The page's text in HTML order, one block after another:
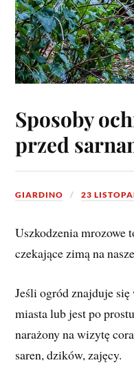
Sposoby
przed
GIARDINO 23
Uszkodzenia mrozowe
czekające zimą na
Jeśli ogród znajduje
miasta lub jest po
narażony na wizytę
saren, dzików, zajęcy.